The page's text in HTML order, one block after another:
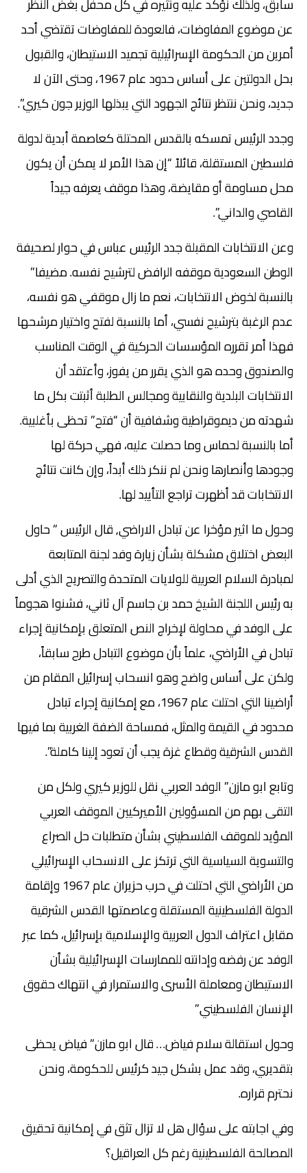
سابق، ولذلك نؤكد عليه ونثيره في كل محفل بغض النظر
عن موضوع المفاوضات، فالعودة للمفاوضات تقتضي أحد
أمرين من الحكومة الإسرائيلية تجميد الاستيطان، والقبول
بحل الدولتين على أساس حدود عام 1967، وحتى الآن لا
جديد، ونحن ننتظر نتائج الجهود التي يبذلها الوزير جون كيري”.
وجدد الرئيس تمسكه بالقدس المحتلة كعاصمة أبدية لدولة
فلسطين المستقلة، قائلاً “إن هذا الأمر لا يمكن أن يكون
محل مساومة أو مقايضة، وهذا موقف يعرفه جيداً
القاصي والداني”.
وعن الانتخابات المقبلة جدد الرئيس عباس في حوار لصحيفة
الوطن السعودية موقفه الرافض لترشيح نفسه. مضيفا”
بالنسبة لخوض الانتخابات، نعم ما زال موقفي هو نفسه،
عدم الرغبة بترشيح نفسي، أما بالنسبة لفتح واختيار مرشحها
فهذا أمر تقرره المؤسسات الحركية في الوقت المناسب
والصندوق وحده هو الذي يقرر من يفوز، وأعتقد أن
الانتخابات البلدية والنقابية ومجالس الطلبة أثبتت بكل ما
شهدته من ديموقراطية وشفافية أن “فتح” تحظى بأغلبية.
أما بالنسبة لحماس وما حصلت عليه، فهي حركة لها
وجودها وأنصارها ونحن لم ننكر ذلك أبداً، وإن كانت نتائج
الانتخابات قد أظهرت تراجع التأييد لها.
وحول ما اثير مؤخرا عن تبادل الاراضي, قال الرئيس ” حاول
البعض اختلاق مشكلة بشأن زيارة وفد لجنة المتابعة
لمبادرة السلام العربية للولايات المتحدة والتصريح الذي أدلى
به رئيس اللجنة الشيخ حمد بن جاسم آل ثاني، فشنوا هجوماً
على الوفد في محاولة لإخراج النص المتعلق بإمكانية إجراء
تبادل في الأراضي، علماً بأن موضوع التبادل طرح سابقاً،
ولكن على أساس واضح وهو انسحاب إسرائيل المقام من
أراضينا التي احتلت عام 1967، مع إمكانية إجراء تبادل
محدود في القيمة والمثل، فمساحة الضفة الغربية بما فيها
القدس الشرقية وقطاع غزة يجب أن تعود إلينا كاملة”.
وتابع ابو مازن” الوفد العربي نقل للوزير كيري ولكل من
التقى بهم من المسؤولين الأميركيين الموقف العربي
المؤيد للموقف الفلسطيني بشأن متطلبات حل الصراع
والتسوية السياسية التي ترتكز على الانسحاب الإسرائيلي
من الأراضي التي احتلت في حرب حزيران عام 1967 وإقامة
الدولة الفلسطينية المستقلة وعاصمتها القدس الشرقية
مقابل اعتراف الدول العربية والإسلامية بإسرائيل، كما عبر
الوفد عن رفضه وإدانته للممارسات الإسرائيلية بشأن
الاستيطان ومعاملة الأسرى والاستمرار في انتهاك حقوق
الإنسان الفلسطيني.”
وحول استقالة سلام فياض… قال ابو مازن” فياض يحظى
بتقديري، وقد عمل بشكل جيد كرئيس للحكومة، ونحن
نحترم قراره.
وفي اجابته على سؤال هل لا تزال تثق في إمكانية تحقيق
المصالحة الفلسطينية رغم كل العراقيل؟